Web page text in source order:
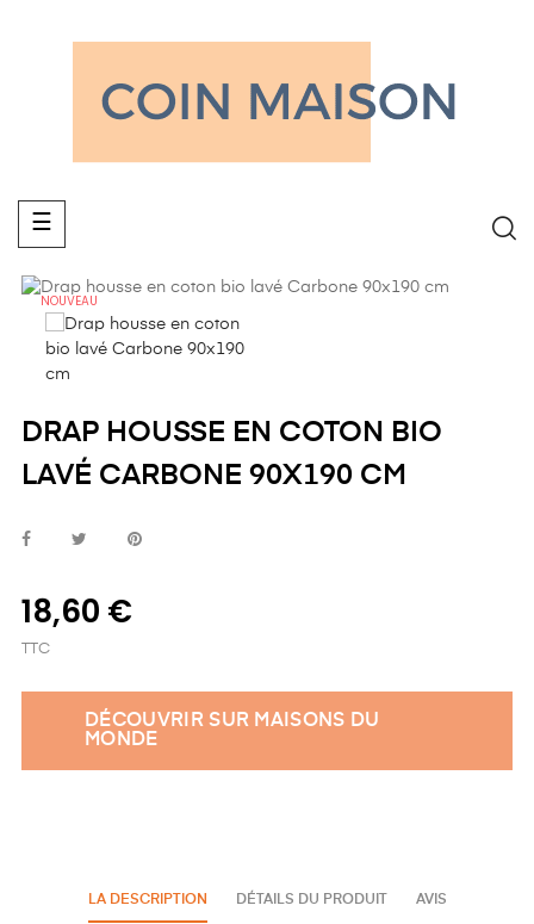
Basculer
la
navigation
☰
NOUVEAU
DRAP HOUSSE EN COTON BIO
LAVÉ CARBONE 90X190 CM
18,60 €
TTC
DÉCOUVRIR SUR MAISONS DU
MONDE
LA DESCRIPTION DÉTAILS DU PRODUIT AVIS